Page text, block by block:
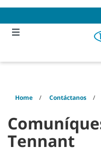
content
navigation
menu
Home Contáctanos
Tennant